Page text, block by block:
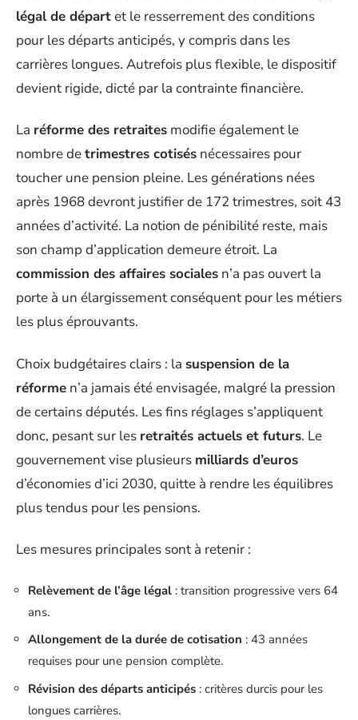
légal de départet le resserrement des conditions
pour les départs anticipés, y compris dans les
carrières longues. Autrefois plus flexible, le dispositif
devient rigide, dicté par la contrainte financière.
La réforme des retraites modifie également le
nombre detrimestres cotisés nécessaires pour
toucher une pension pleine. Les générations nées
après 1968 devront justifier de 172 trimestres, soit 43
années d’activité. La notion de pénibilité reste, mais
son champ d’application demeure étroit. La
commission des affaires sociales n’a pas ouvert la
porte à un élargissement conséquent pour les métiers
les plus éprouvants.
Choix budgétaires clairs : la suspension de la
réforme n’a jamais été envisagée, malgré la pression
de certains députés. Les fins réglages s’appliquent
donc, pesant sur les retraités actuels et futurs. Le
gouvernement vise plusieurs milliards d’euros
d’économies d’ici 2030, quitte à rendre les équilibres
plus tendus pour les pensions.
Les mesures principales sont à retenir :
Relèvement de l’âge légal : transition progressive vers 64
ans.
Allongement de la durée de cotisation : 43 années
requises pour une pension complète.
Révision des départs anticipés : critères durcis pour les
longues carrières.